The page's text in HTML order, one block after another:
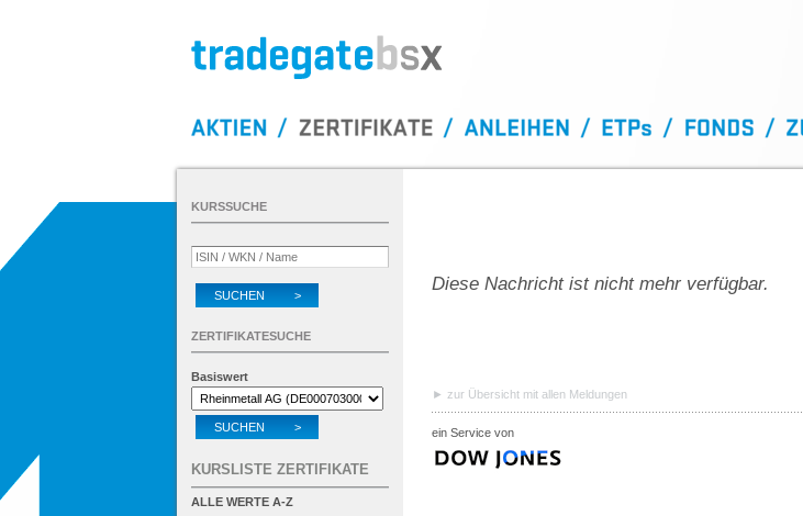
Diese Nachricht ist nicht mehr verfügbar.
zur Übersicht mit allen Meldungen
ein Service von
KURSSUCHE
SUCHEN >
ZERTIFIKATESUCHE
Basiswert
SUCHEN >
KURSLISTE ZERTIFIKATE
ALLE WERTE A-Z